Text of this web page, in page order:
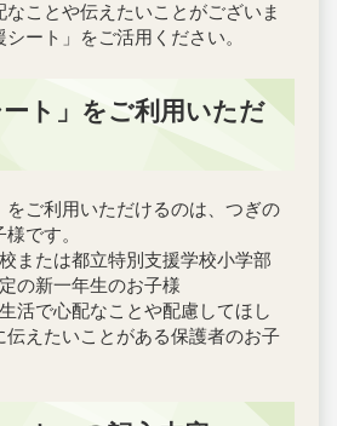
なことや伝えたいことがございま
ート」をご活用ください。
ート」をご利用いただ
をご利用いただけるのは、つぎの
です。
または都立特別支援学校小学部
の新一年生のお子様
活で心配なことや配慮してほし
伝えたいことがある保護者のお子